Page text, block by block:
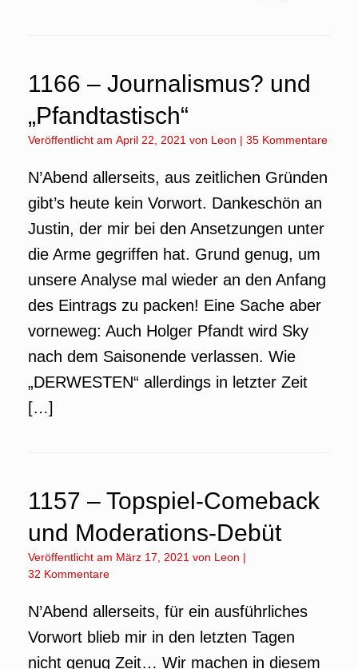
1166 – Journalismus? und
„Pfandtastisch“
Veröffentlicht am April 22, 2021 von Leon | 35 Kommentare
N’Abend allerseits, aus zeitlichen Gründen
gibt’s heute kein Vorwort. Dankeschön an
Justin, der mir bei den Ansetzungen unter
die Arme gegriffen hat. Grund genug, um
unsere Analyse mal wieder an den Anfang
des Eintrags zu packen! Eine Sache aber
vorneweg: Auch Holger Pfandt wird Sky
nach dem Saisonende verlassen. Wie
„DERWESTEN“ allerdings in letzter Zeit
[…]
1157 – Topspiel-Comeback
und Moderations-Debüt
Veröffentlicht am März 17, 2021 von Leon |
32 Kommentare
N’Abend allerseits, für ein ausführliches
Vorwort blieb mir in den letzten Tagen
nicht genug Zeit… Wir machen in diesem